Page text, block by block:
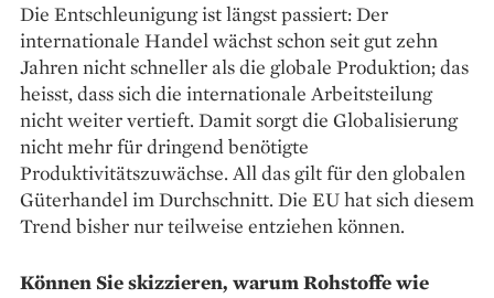
Die Entschleunigung ist längst passiert: Der
internationale Handel wächst schon seit gut zehn
Jahren nicht schneller als die globale Produk­tion; das
heisst, dass sich die inter­nationale Arbeitsteilung
nicht weiter vertieft. Damit sorgt die Globalisierung
nicht mehr für dringend benötigte
Produktivitätszuwächse. All das gilt für den globalen
Güterhandel im Durchschnitt. Die EU hat sich diesem
Trend bisher nur teilweise entziehen können.
Können Sie skizzieren, warum Roh­stoffe wie